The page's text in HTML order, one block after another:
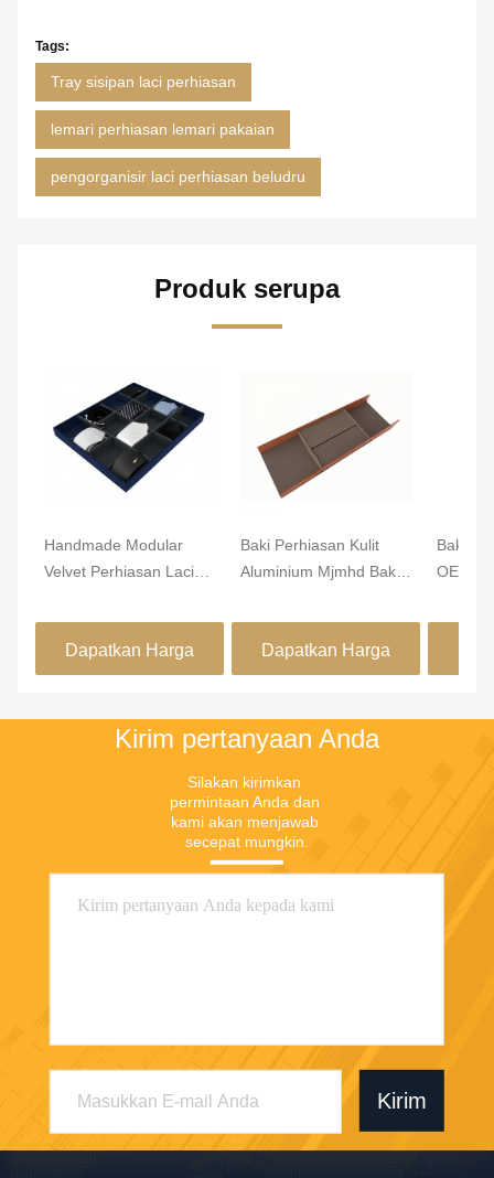
Tags:
Tray sisipan laci perhiasan
lemari perhiasan lemari pakaian
pengorganisir laci perhiasan beludru
Produk serupa
Handmade Modular
Velvet Perhiasan Laci
Masuk
Dapatkan Harga
Baki Perhiasan Kulit
Aluminium Mjmhd Baki
Ditumpuk Untuk Laci
Buatan Tangan
Dapatkan Harga
Baki
OEM
Kirim pertanyaan Anda
Silakan kirimkan
permintaan Anda dan
kami akan menjawab
secepat mungkin.
Kirim